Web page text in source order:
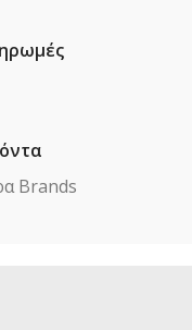
Βrands